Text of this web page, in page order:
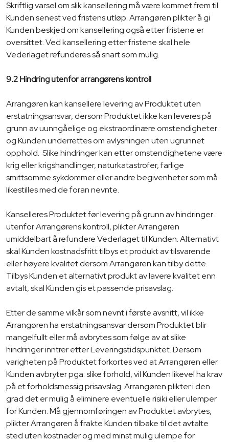
Skriftlig varsel om slik kansellering må være kommet frem til
Kunden senest ved fristens utløp. Arrangøren plikter å gi
Kunden beskjed om kansellering også etter fristene er
oversittet. Ved kansellering etter fristene skal hele
Vederlaget refunderes så snart som mulig.
9.2 Hindring utenfor arrangørens kontroll
Arrangøren kan kansellere levering av Produktet uten
erstatningsansvar, dersom Produktet ikke kan leveres på
grunn av uunngåelige og ekstraordinære omstendigheter
og Kunden underrettes om avlysningen uten ugrunnet
opphold. Slike hindringer kan etter omstendighetene være
krig eller krigshandlinger, naturkatastrofer, farlige
smittsomme sykdommer eller andre begivenheter som må
likestilles med de foran nevnte.
Kanselleres Produktet før levering på grunn av hindringer
utenfor Arrangørens kontroll, plikter Arrangøren
umiddelbart å refundere Vederlaget til Kunden. Alternativt
skal Kunden kostnadsfritt tilbys et produkt av tilsvarende
eller høyere kvalitet dersom Arrangøren kan tilby dette.
Tilbys Kunden et alternativt produkt av lavere kvalitet enn
avtalt, skal Kunden gis et passende prisavslag.
Etter de samme vilkår som nevnt i første avsnitt, vil ikke
Arrangøren ha erstatningsansvar dersom Produktet blir
mangelfullt eller må avbrytes som følge av at slike
hindringer inntrer etter Leveringstidspunktet. Dersom
varigheten på Produktet forkortes ved at Arrangøren eller
Kunden avbryter pga. slike forhold, vil Kunden likevel ha krav
på et forholdsmessig prisavslag. Arrangøren plikter i den
grad det er mulig å eliminere eventuelle risiki eller ulemper
for Kunden. Må gjennomføringen av Produktet avbrytes,
plikter Arrangøren å frakte Kunden tilbake til det avtalte
sted uten kostnader og med minst mulig ulempe for